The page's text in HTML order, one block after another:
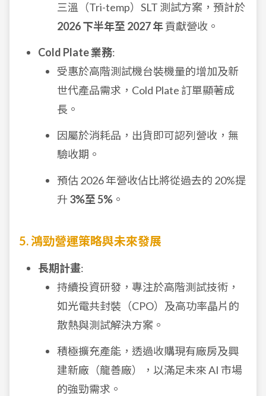
三溫（Tri-temp）SLT 測試方案，預計於
2026 下半年至 2027 年貢獻營收。
Cold Plate 業務:
受惠於高階測試機台裝機量的增加及新
世代產品需求，Cold Plate 訂單顯著成
長。
因屬於消耗品，出貨即可認列營收，無
驗收期。
預估 2026 年營收佔比將從過去的 20%提
升 3%至 5% 。
5. 鴻勁營運策略與未來發展
長期計畫:
持續投資研發，專注於高階測試技術，
如光電共封裝（CPO）及高功率晶片的
散熱與測試解決方案。
積極擴充產能，透過收購現有廠房及興
建新廠（龍善廠），以滿足未來 AI 市場
的強勁需求。